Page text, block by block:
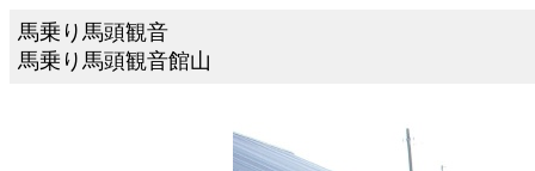
馬乗り馬頭観音
馬乗り馬頭観音館山